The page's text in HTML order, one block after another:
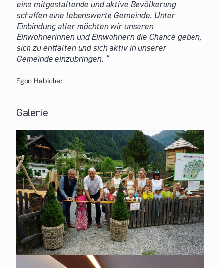
eine mitgestaltende und aktive Bevölkerung
schaffen eine lebenswerte Gemeinde. Unter
Einbindung aller möchten wir unseren
Einwohnerinnen und Einwohnern die Chance geben,
sich zu entfalten und sich aktiv in unserer
Gemeinde einzubringen.
Egon Habicher
Galerie